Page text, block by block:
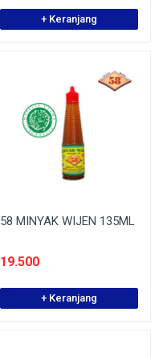
+ Keranjang
58 MINYAK WIJEN 135ML
19.500
+ Keranjang